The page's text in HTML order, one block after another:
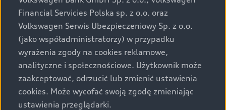
za dopłatą. Wiążące ustalenie ceny, wyposażenia i
specyfikacji pojazdu następują w umowie sprzedaży, a
określenie parametrów technicznych zawiera
świadectwo homologacji typu pojazdu. Zastrzegamy
sobie prawo do zmian i pomyłek. Wszelkie informacje
prezentowane na stronie są aktualne na dzień ich
zamieszczania. W celu uzyskania najnowszych
informacji prosimy kontaktować się z Partnerem Marki
Audi.
Financial Servicies Polska sp. z o.o. oraz
Volkswagen Serwis Ubezpieczeniowy Sp. z o.o.
(jako współadministratorzy) w przypadku
wyrażenia zgody na cookies reklamowe,
analityczne i społecznościowe. Użytkownik może
zaakceptować, odrzucić lub zmienić ustawienia
cookies. Może wycofać swoją zgodę zmieniając
ustawienia przeglądarki.